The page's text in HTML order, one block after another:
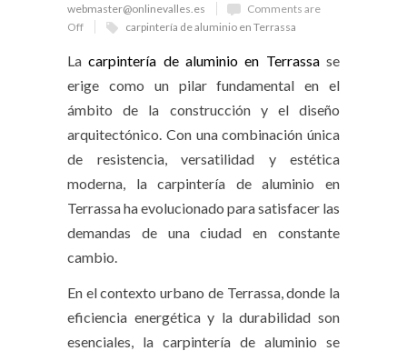
webmaster@onlinevalles.es
Comments are
Off
carpintería de aluminio en Terrassa
Lacarpintería de aluminio en Terrassase
erige como un pilar fundamental en el
ámbito de la construcción y el diseño
arquitectónico. Con una combinación única
de resistencia, versatilidad y estética
moderna, lacarpintería de aluminio en
Terrassaha evolucionado para satisfacer las
demandas de una ciudad en constante
cambio.
En el contexto urbano de Terrassa, donde la
eficiencia energética y la durabilidad son
esenciales, la carpintería de aluminio se